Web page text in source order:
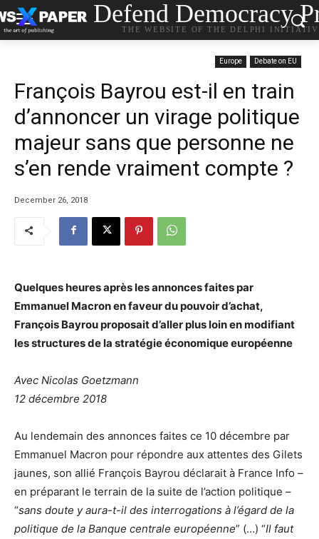
Defend Democracy
THE WEBSITE OF THE DELPHI
Europe Debate on EU
François Bayrou est-il en train
d’annoncer un virage politique
majeur sans que personne ne
s’en rende vraiment compte ?
December 26, 2018
Quelques heures après les annonces faites par
Emmanuel Macron en faveur du pouvoir d’achat,
François Bayrou proposait d’aller plus loin en modifiant
les structures de la stratégie économique européenne
Avec Nicolas Goetzmann
12 décembre 2018
Au lendemain des annonces faites ce 10 décembre par
Emmanuel Macron pour répondre aux attentes des Gilets
jaunes, son allié François Bayrou déclarait à France Info –
en préparant le terrain de la suite de l’action politique –
“sans doute y aura-t-il des interrogations à l’égard de la
politique de la Banque centrale européenne” (…) “Il faut